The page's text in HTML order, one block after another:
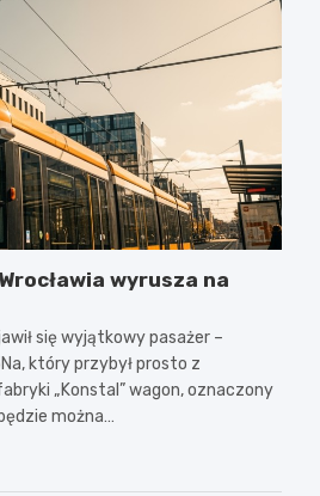
wyrusza na
się wyjątkowy pasażer –
który przybył prosto z
„Konstal” wagon, oznaczony
można…